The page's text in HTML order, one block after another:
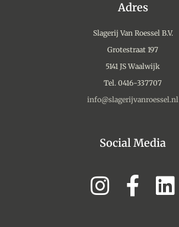
Adres
Slagerij Van Roessel B.V.
Grotestraat 197
5141 JS Waalwijk
Tel. 0416-337707
info@slagerijvanroessel.nl
Social Media